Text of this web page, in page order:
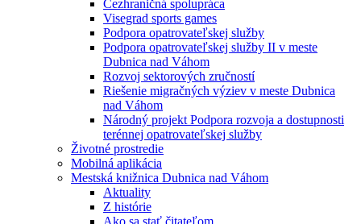
Cezhraničná spolupráca
Visegrad sports games
Podpora opatrovateľskej služby
Podpora opatrovateľskej služby II v meste
Dubnica nad Váhom
Rozvoj sektorových zručností
Riešenie migračných výziev v meste Dubnica
nad Váhom
Národný projekt Podpora rozvoja a dostupnosti
terénnej opatrovateľskej služby
Životné prostredie
Mobilná aplikácia
Mestská knižnica Dubnica nad Váhom
Aktuality
Z histórie